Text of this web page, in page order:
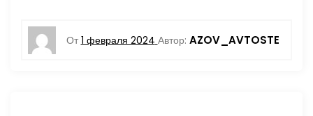
От 1 февраля 2024 Автор: AZOV_AVTOSTE